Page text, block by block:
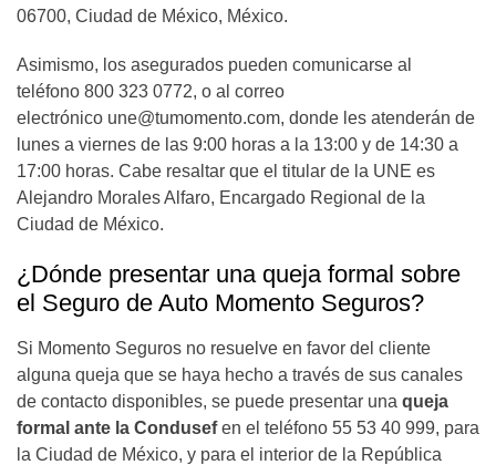
06700, Ciudad de México, México.
Asimismo, los asegurados pueden comunicarse al
teléfono 800 323 0772, o al correo
electrónico une@tumomento.com, donde les atenderán de
lunes a viernes de las 9:00 horas a la 13:00 y de 14:30 a
17:00 horas. Cabe resaltar que el titular de la UNE es
Alejandro Morales Alfaro, Encargado Regional de la
Ciudad de México.
¿Dónde presentar una queja formal sobre
el Seguro de Auto Momento Seguros?
Si Momento Seguros no resuelve en favor del cliente
alguna queja que se haya hecho a través de sus canales
de contacto disponibles, se puede presentar una queja
formal ante la Condusefen el teléfono 55 53 40 999, para
la Ciudad de México, y para el interior de la República